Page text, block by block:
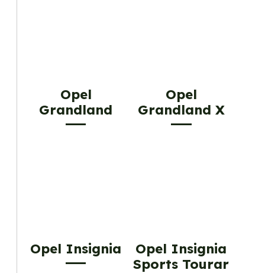
Opel
Grandland
Opel
Grandland X
Opel Insignia
Opel Insignia
Sports Tourar